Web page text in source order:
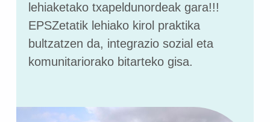
lehiaketako txapeldunordeak gara!!!
EPSZetatik lehiako kirol praktika
bultzatzen da, integrazio sozial eta
komunitariorako bitarteko gisa.